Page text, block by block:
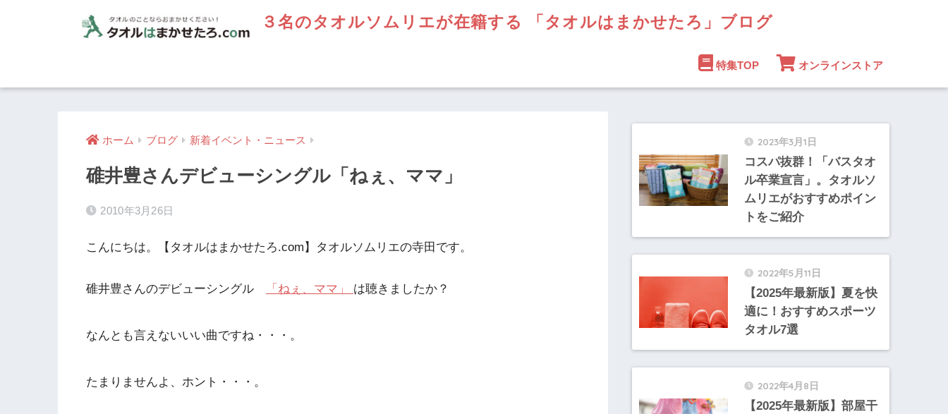
３名のタオルソムリエが在籍する 「タオルはまかせたろ」ブログ
特集TOP オンラインストア
ホーム ブログ 新着イベント・ニュース
碓井豊さんデビューシングル「ねぇ、ママ」
2010年3月26日
こんにちは。【タオルはまかせたろ.com】タオルソムリエの寺田です。
碓井豊さんのデビューシングル 「ねぇ、ママ」 は聴きましたか？
なんとも言えないいい曲ですね・・・。
たまりませんよ、ホント・・・。
2023年3月1日
コスパ抜群！「バスタオ
ル卒業宣言」。タオルソ
ムリエがおすすめポイン
トをご紹介
2022年5月11日
【2025年最新版】夏を快
適に！おすすめスポーツ
タオル7選
2022年4月8日
【2025年最新版】部屋干